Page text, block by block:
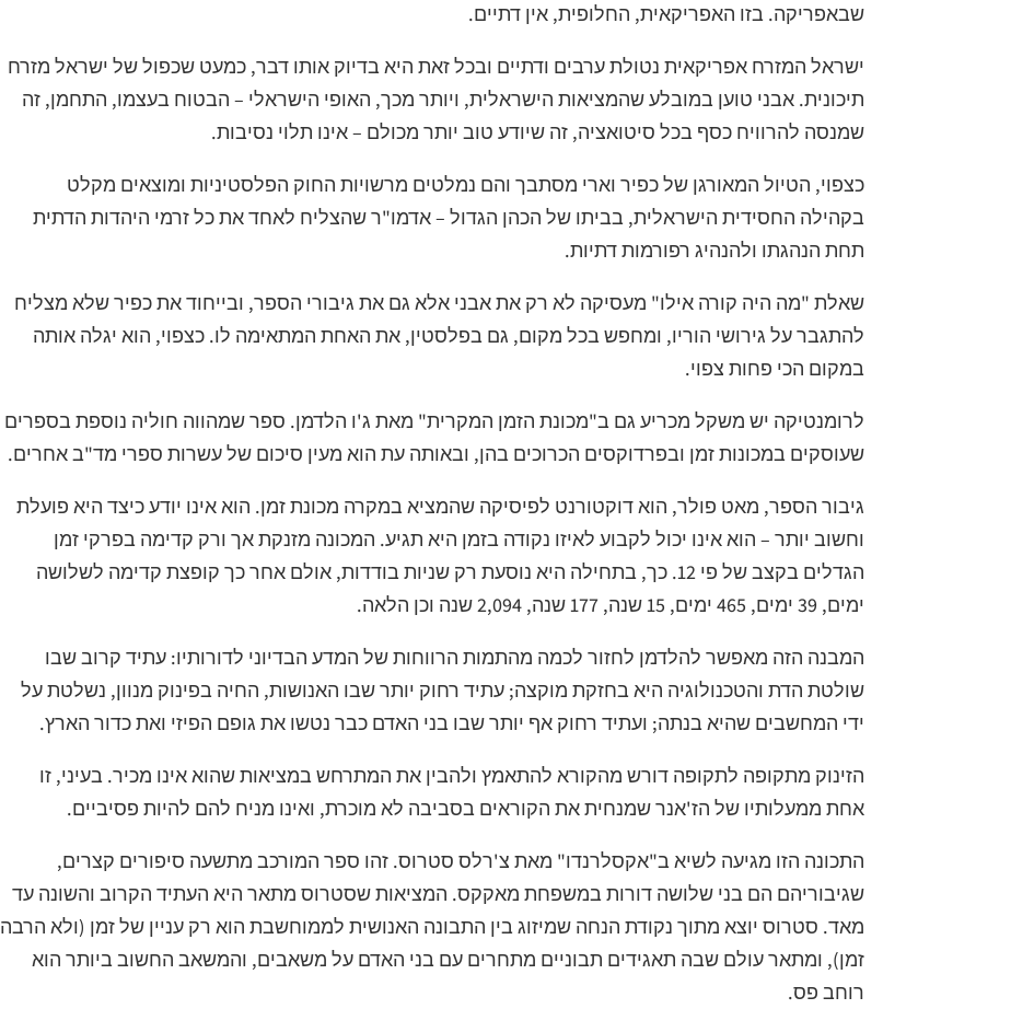
שבאפריקה. בזו האפריקאית, החלופית, אין דתיים.
ישראל המזרח אפריקאית נטולת ערבים ודתיים ובכל זאת היא בדיוק אותו דבר, כמעט שכפול של ישראל מזרח
תיכונית. אבני טוען במובלע שהמציאות הישראלית, ויותר מכך, האופי הישראלי – הבטוח בעצמו, התחמן, זה
שמנסה להרוויח כסף בכל סיטואציה, זה שיודע טוב יותר מכולם – אינו תלוי נסיבות.
כצפוי, הטיול המאורגן של כפיר וארי מסתבך והם נמלטים מרשויות החוק הפלסטיניות ומוצאים מקלט
בקהילה החסידית הישראלית, בביתו של הכהן הגדול – אדמו"ר שהצליח לאחד את כל זרמי היהדות הדתית
תחת הנהגתו ולהנהיג רפורמות דתיות.
שאלת "מה היה קורה אילו" מעסיקה לא רק את אבני אלא גם את גיבורי הספר, ובייחוד את כפיר שלא מצליח
להתגבר על גירושי הוריו, ומחפש בכל מקום, גם בפלסטין, את האחת המתאימה לו. כצפוי, הוא יגלה אותה
במקום הכי פחות צפוי.
לרומנטיקה יש משקל מכריע גם ב"מכונת הזמן המקרית" מאת ג'ו הלדמן. ספר שמהווה חוליה נוספת בספרים
שעוסקים במכונות זמן ובפרדוקסים הכרוכים בהן, ובאותה עת הוא מעין סיכום של עשרות ספרי מד"ב אחרים.
גיבור הספר, מאט פולר, הוא דוקטורנט לפיסיקה שהמציא במקרה מכונת זמן. הוא אינו יודע כיצד היא פועלת
וחשוב יותר – הוא אינו יכול לקבוע לאיזו נקודה בזמן היא תגיע. המכונה מזנקת אך ורק קדימה בפרקי זמן
הגדלים בקצב של פי 12. כך, בתחילה היא נוסעת רק שניות בודדות, אולם אחר כך קופצת קדימה לשלושה
ימים, 39 ימים, 465 ימים, 15 שנה, 177 שנה, 2,094 שנה וכן הלאה.
המבנה הזה מאפשר להלדמן לחזור לכמה מהתמות הרווחות של המדע הבדיוני לדורותיו: עתיד קרוב שבו
שולטת הדת והטכנולוגיה היא בחזקת מוקצה; עתיד רחוק יותר שבו האנושות, החיה בפינוק מנוון, נשלטת על
ידי המחשבים שהיא בנתה; ועתיד רחוק אף יותר שבו בני האדם כבר נטשו את גופם הפיזי ואת כדור הארץ.
הזינוק מתקופה לתקופה דורש מהקורא להתאמץ ולהבין את המתרחש במציאות שהוא אינו מכיר. בעיני, זו
אחת ממעלותיו של הז'אנר שמנחית את הקוראים בסביבה לא מוכרת, ואינו מניח להם להיות פסיביים.
התכונה הזו מגיעה לשיא ב"אקסלרנדו" מאת צ'רלס סטרוס. זהו ספר המורכב מתשעה סיפורים קצרים,
שגיבוריהם הם בני שלושה דורות במשפחת מאקקס. המציאות שסטרוס מתאר היא העתיד הקרוב והשונה עד
מאד. סטרוס יוצא מתוך נקודת הנחה שמיזוג בין התבונה האנושית לממוחשבת הוא רק עניין של זמן (ולא הרבה
זמן), ומתאר עולם שבה תאגידים תבוניים מתחרים עם בני האדם על משאבים, והמשאב החשוב ביותר הוא
רוחב פס.